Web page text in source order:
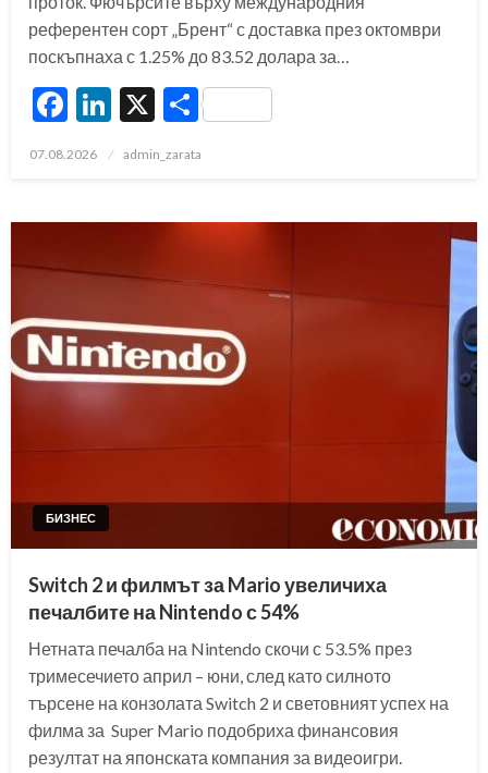
референтен сорт „Брент“ с доставка през октомври
поскъпнаха с 1.25% до 83.52 долара за…
Facebook
LinkedIn
X Share
Posted
07.08.2026 admin_zarata
БИЗНЕС
Switch 2 и филмът за Mario увеличиха
печалбите на Nintendo с 54%
Нетната печалба на Nintendo скочи с 53.5% през
тримесечието април – юни, след като силното
търсене на конзолата Switch 2 и световният успех на
филма за Super Mario подобриха финансовия
резултат на японската компания за видеоигри.